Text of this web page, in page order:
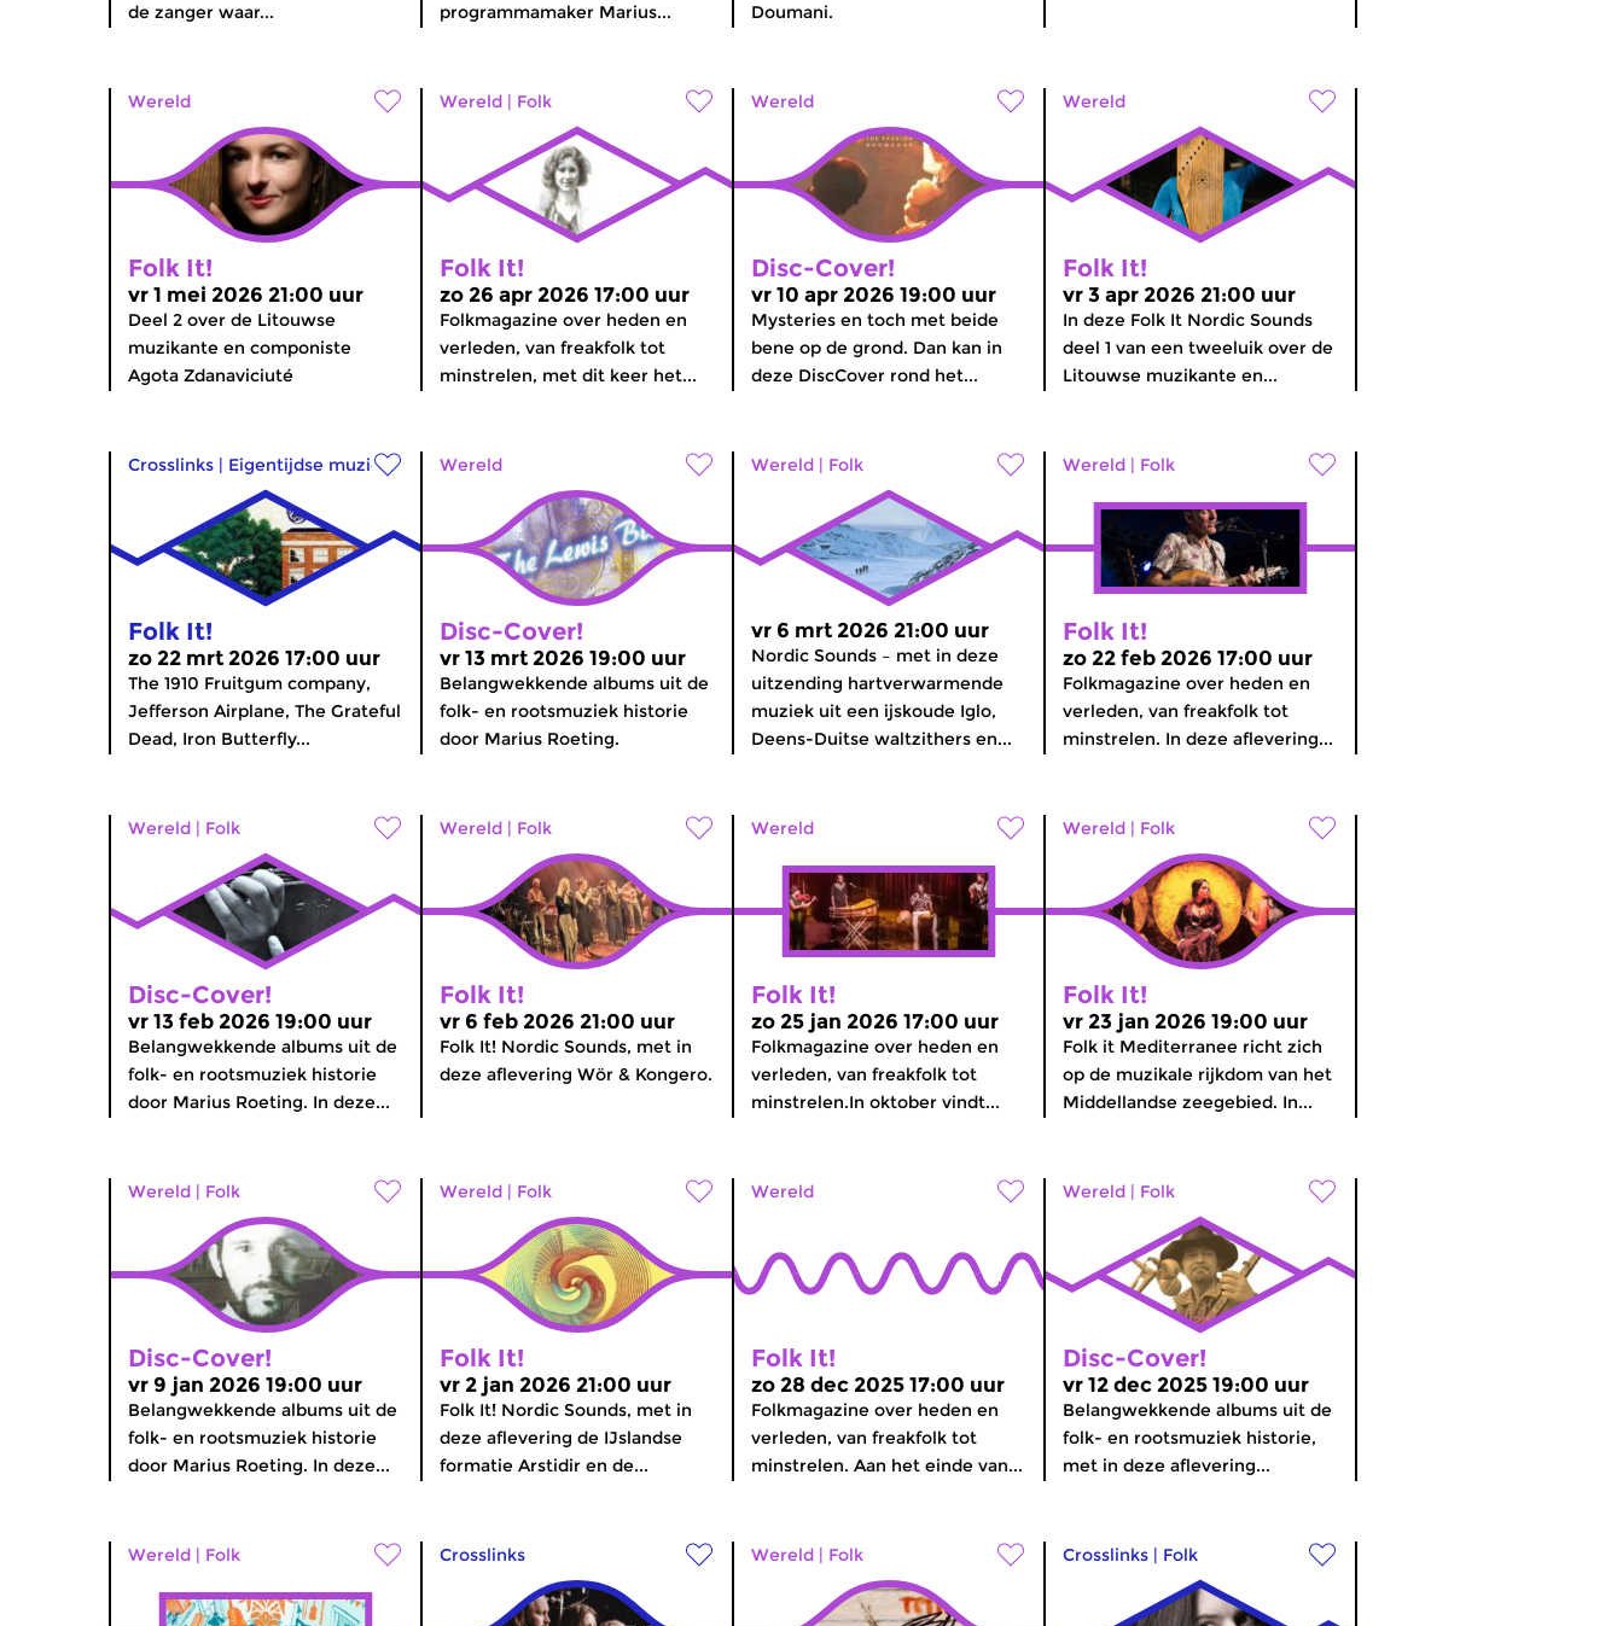
de zanger waar...
programmamaker Marius...
Doumani.
Wereld
Folk It!
vr 1 mei 2026 21:00 uur
Deel 2 over de Litouwse
muzikante en componiste
Agota Zdanaviciuté
Wereld | Folk
Folk It!
zo 26 apr 2026 17:00 uur
Folkmagazine over heden en
verleden, van freakfolk tot
minstrelen, met dit keer het...
Wereld
Disc-Cover!
vr 10 apr 2026 19:00 uur
Mysteries en toch met beide
bene op de grond. Dan kan in
deze DiscCover rond het...
Wereld
Folk It!
vr 3 apr 2026 21:00 uur
In deze Folk It Nordic Sounds
deel 1 van een tweeluik over de
Litouwse muzikante en...
Crosslinks | Eigentijdse muziek
Folk It!
zo 22 mrt 2026 17:00 uur
The 1910 Fruitgum company,
Jefferson Airplane, The Grateful
Dead, Iron Butterfly...
Wereld
Disc-Cover!
vr 13 mrt 2026 19:00 uur
Belangwekkende albums uit de
folk- en rootsmuziek historie
door Marius Roeting.
Wereld | Folk
vr 6 mrt 2026 21:00 uur
Nordic Sounds – met in deze
uitzending hartverwarmende
muziek uit een ijskoude Iglo,
Deens-Duitse waltzithers en...
Wereld | Folk
Folk It!
zo 22 feb 2026 17:00 uur
Folkmagazine over heden en
verleden, van freakfolk tot
minstrelen. In deze aflevering...
Wereld | Folk
Disc-Cover!
vr 13 feb 2026 19:00 uur
Belangwekkende albums uit de
folk- en rootsmuziek historie
door Marius Roeting. In deze...
Wereld | Folk
Folk It!
vr 6 feb 2026 21:00 uur
Folk It! Nordic Sounds, met in
deze aflevering Wör & Kongero.
Wereld
Folk It!
zo 25 jan 2026 17:00 uur
Folkmagazine over heden en
verleden, van freakfolk tot
minstrelen.In oktober vindt...
Wereld | Folk
Folk It!
vr 23 jan 2026 19:00 uur
Folk it Mediterranee richt zich
op de muzikale rijkdom van het
Middellandse zeegebied. In...
Wereld | Folk
Disc-Cover!
vr 9 jan 2026 19:00 uur
Belangwekkende albums uit de
folk- en rootsmuziek historie
door Marius Roeting. In deze...
Wereld | Folk
Folk It!
vr 2 jan 2026 21:00 uur
Folk It! Nordic Sounds, met in
deze aflevering de IJslandse
formatie Arstidir en de...
Wereld
Folk It!
zo 28 dec 2025 17:00 uur
Folkmagazine over heden en
verleden, van freakfolk tot
minstrelen. Aan het einde van...
Wereld | Folk
Disc-Cover!
vr 12 dec 2025 19:00 uur
Belangwekkende albums uit de
folk- en rootsmuziek historie,
met in deze aflevering...
Wereld | Folk Crosslinks Wereld | Folk Crosslinks | Folk